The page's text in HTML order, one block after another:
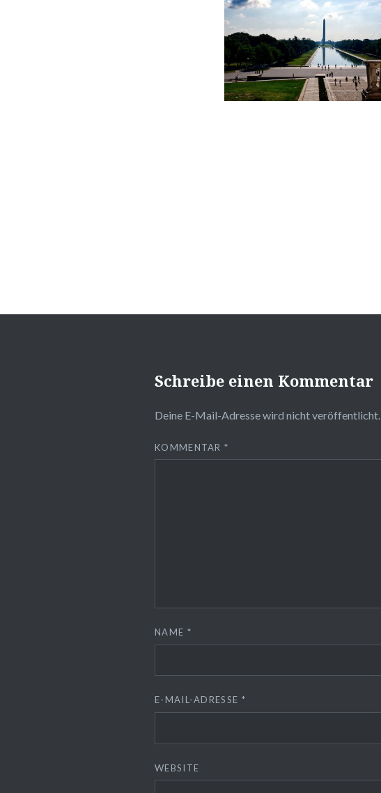
Schreibe einen Kommentar
Deine E-Mail-Adresse wird nicht veröffentlicht.
KOMMENTAR*
NAME *
E-MAIL-ADRESSE *
WEBSITE